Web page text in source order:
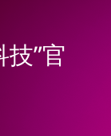
”官